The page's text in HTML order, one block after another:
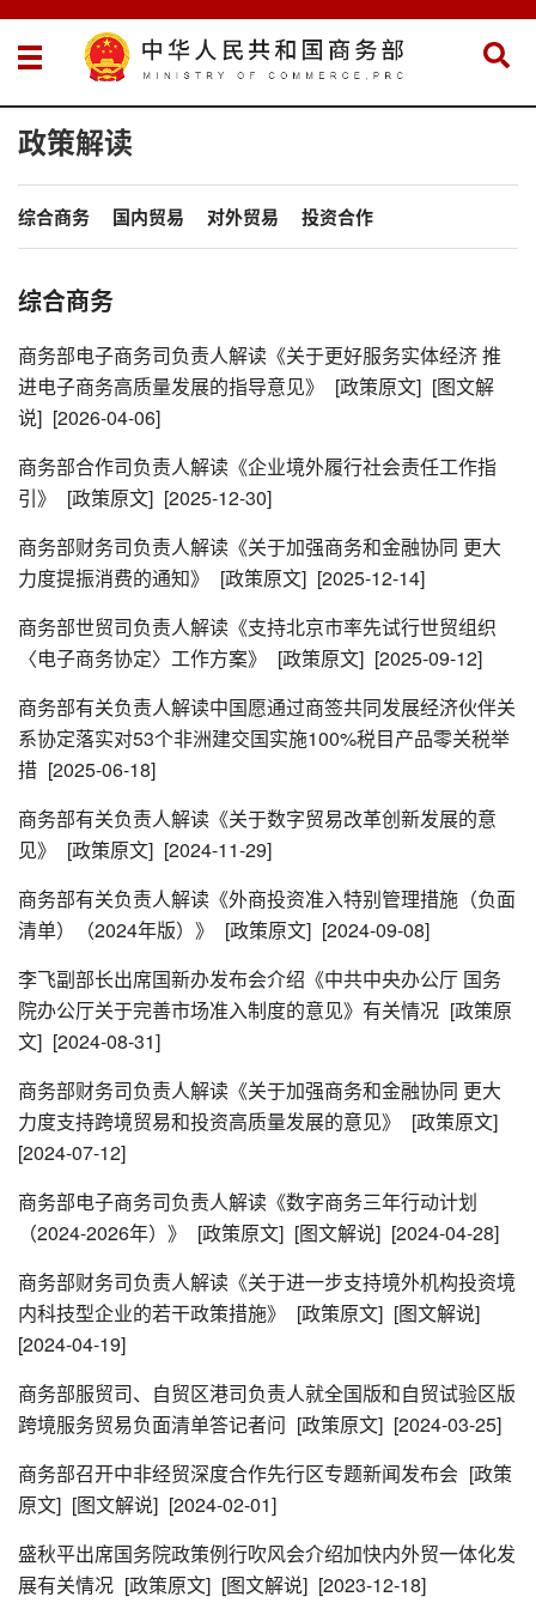
政策解读
综合商务 国内贸易 对外贸易 投资合作
综合商务
商务部电子商务司负责人解读《关于更好服务实体经济 推
进电子商务高质量发展的指导意见》
[政策原文] [图文解
说] [2026-04-06]
商务部合作司负责人解读《企业境外履行社会责任工作指
引》
[政策原文] [2025-12-30]
商务部财务司负责人解读《关于加强商务和金融协同 更大
力度提振消费的通知》
[政策原文] [2025-12-14]
商务部世贸司负责人解读《支持北京市率先试行世贸组织
〈电子商务协定〉工作方案》
[政策原文] [2025-09-12]
商务部有关负责人解读中国愿通过商签共同发展经济伙伴关
系协定落实对53个非洲建交国实施100%税目产品零关税举
措 [2025-06-18]
商务部有关负责人解读《关于数字贸易改革创新发展的意
见》
[政策原文] [2024-11-29]
商务部有关负责人解读《外商投资准入特别管理措施（负面
清单）（2024年版）》
[政策原文] [2024-09-08]
李飞副部长出席国新办发布会介绍《中共中央办公厅 国务
院办公厅关于完善市场准入制度的意见》有关情况 [政策原
文] [2024-08-31]
商务部财务司负责人解读《关于加强商务和金融协同 更大
力度支持跨境贸易和投资高质量发展的意见》
[政策原文]
[2024-07-12]
商务部电子商务司负责人解读《数字商务三年行动计划
（2024-2026年）》
[政策原文] [图文解说] [2024-04-28]
商务部财务司负责人解读《关于进一步支持境外机构投资境
内科技型企业的若干政策措施》
[政策原文] [图文解说]
[2024-04-19]
商务部服贸司、自贸区港司负责人就全国版和自贸试验区版
跨境服务贸易负面清单答记者问 [政策原文] [2024-03-25]
商务部召开中非经贸深度合作先行区专题新闻发布会 [政策
原文] [图文解说] [2024-02-01]
盛秋平出席国务院政策例行吹风会介绍加快内外贸一体化发
展有关情况 [政策原文] [图文解说] [2023-12-18]